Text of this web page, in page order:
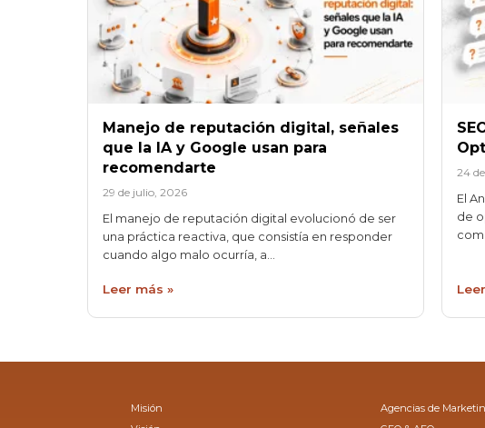
Manejo de reputación digital, señales
que la IA y Google usan para
recomendarte
29 de julio, 2026
El manejo de reputación digital evolucionó de ser
una práctica reactiva, que consistía en responder
cuando algo malo ocurría, a…
Leer más »
24
El
de
Misión
Agencias de